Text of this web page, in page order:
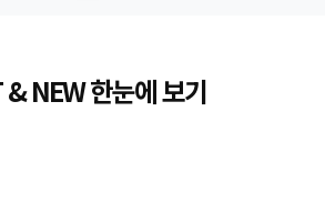
& NEW 한눈에 보기